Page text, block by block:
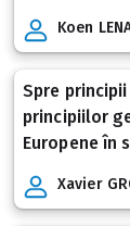
Koen
Spre
principiilor
Europene în
Xavier